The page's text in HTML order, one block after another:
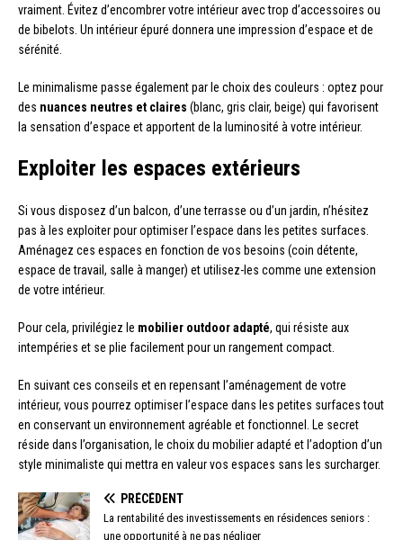
vraiment. Évitez d’encombrer votre intérieur avec trop d’accessoires ou
de bibelots. Un intérieur épuré donnera une impression d’espace et de
sérénité.
Le minimalisme passe également par le choix des couleurs : optez pour
des nuances neutres et claires (blanc, gris clair, beige) qui favorisent
la sensation d’espace et apportent de la luminosité à votre intérieur.
Exploiter les espaces extérieurs
Si vous disposez d’un balcon, d’une terrasse ou d’un jardin, n’hésitez
pas à les exploiter pour optimiser l’espace dans les petites surfaces.
Aménagez ces espaces en fonction de vos besoins (coin détente,
espace de travail, salle à manger) et utilisez-les comme une extension
de votre intérieur.
Pour cela, privilégiez le mobilier outdoor adapté, qui résiste aux
intempéries et se plie facilement pour un rangement compact.
En suivant ces conseils et en repensant l’aménagement de votre
intérieur, vous pourrez optimiser l’espace dans les petites surfaces tout
en conservant un environnement agréable et fonctionnel. Le secret
réside dans l’organisation, le choix du mobilier adapté et l’adoption d’un
style minimaliste qui mettra en valeur vos espaces sans les surcharger.
PRÉCÉDENT
La rentabilité des investissements en résidences seniors :
une opportunité à ne pas négliger